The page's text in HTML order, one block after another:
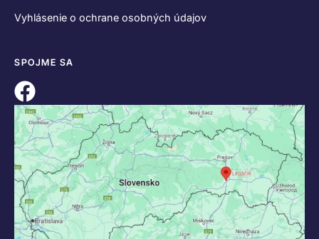
Vyhlásenie o ochrane osobných údajov
SPOJME SA